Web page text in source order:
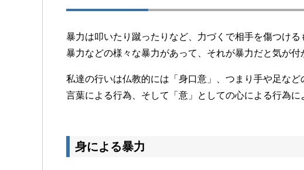
暴力は叩いたり蹴ったりなど、力づくで相手を傷つけ
暴力などの様々な暴力があって、それが暴力だと気が付
私達の行いは仏教的には「身口意」、つまり手や足な
言葉による行為、そして「意」としての心による行為に
身による暴力